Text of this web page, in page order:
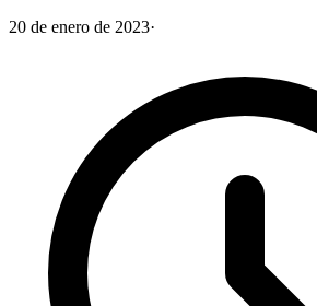
20 de enero de 2023·